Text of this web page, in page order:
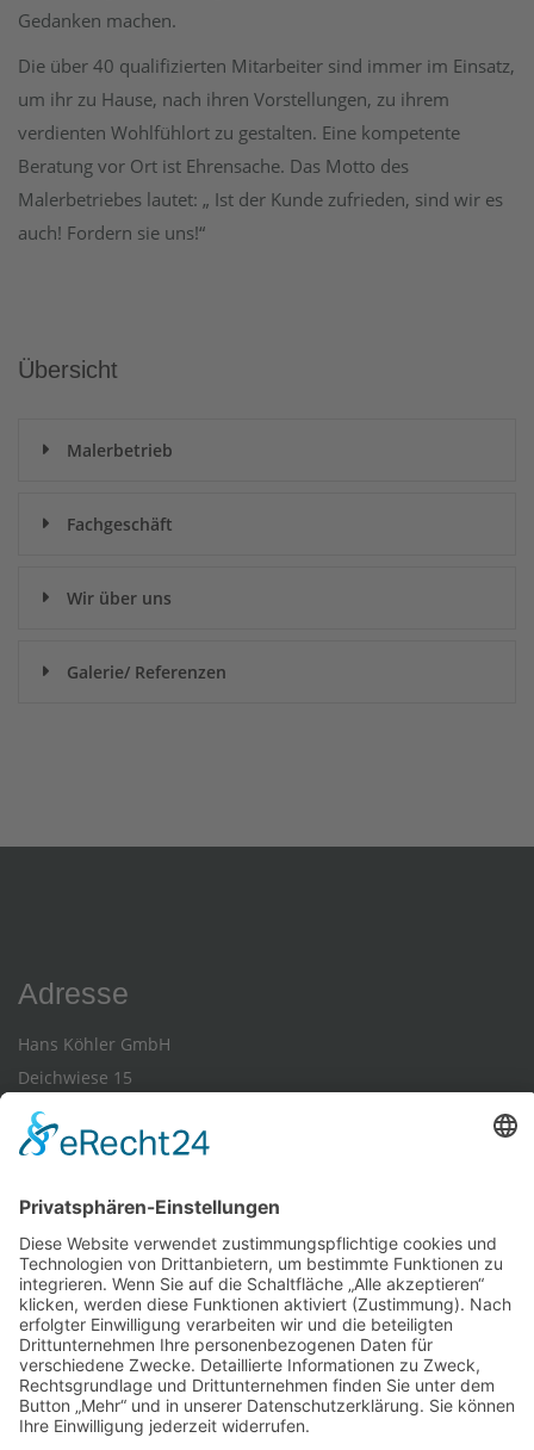
Gedanken machen.
Die über 40 qualifizierten Mitarbeiter sind immer im Einsatz,
um ihr zu Hause, nach ihren Vorstellungen, zu ihrem
verdienten Wohlfühlort zu gestalten. Eine kompetente
Beratung vor Ort ist Ehrensache. Das Motto des
Malerbetriebes lautet: „ Ist der Kunde zufrieden, sind wir es
auch! Fordern sie uns!“
Übersicht
Malerbetrieb
Fachgeschäft
Wir über uns
Galerie/ Referenzen
Adresse
Hans Köhler GmbH
Deichwiese 15
36266 Heringen-Widdershausen
Kommunikation
Telefon 06624/919310
E-Mail-Kontakt
Social media